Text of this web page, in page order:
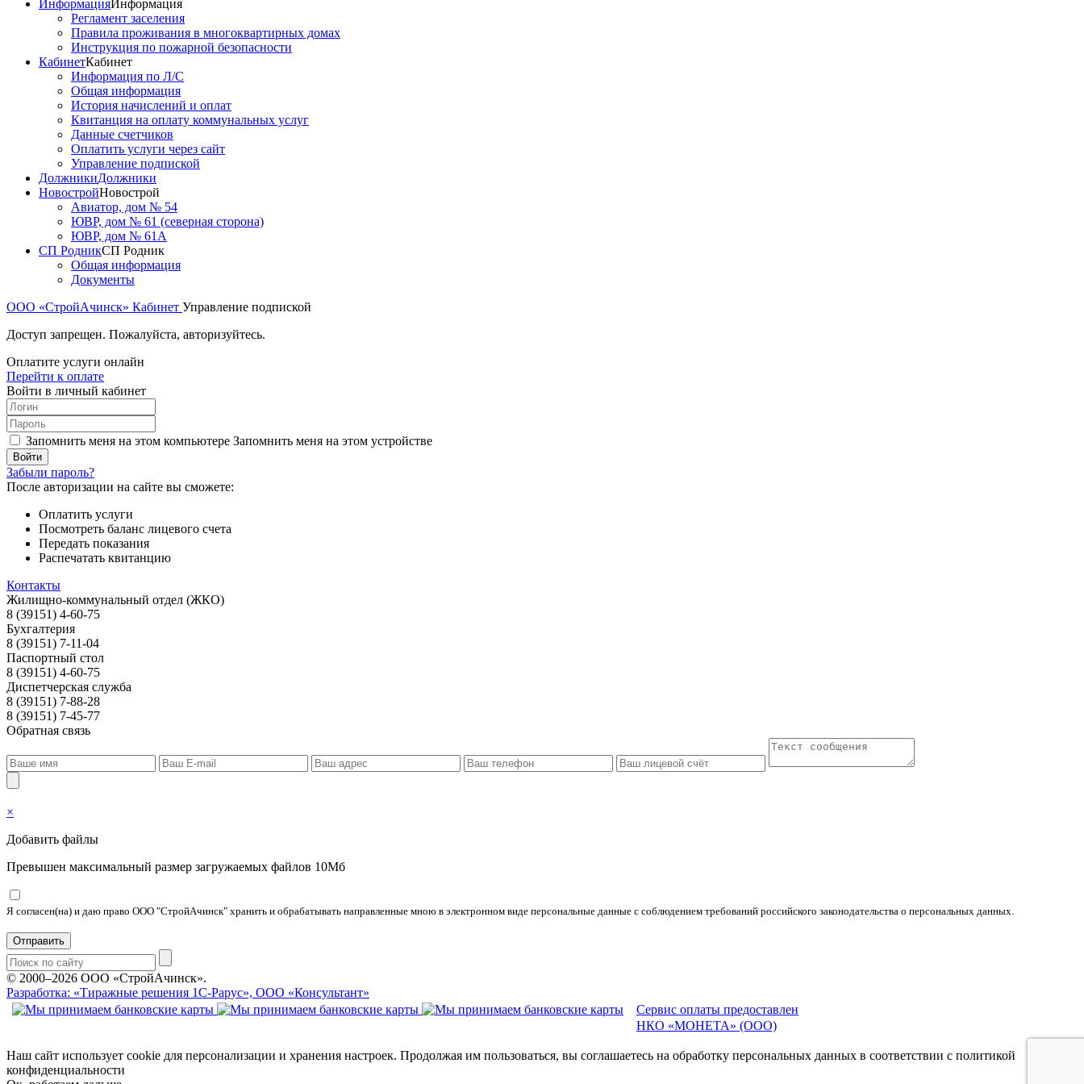
ИнформацияИнформация
Регламент заселения
Правила проживания в многоквартирных домах
Инструкция по пожарной безопасности
КабинетКабинет
Информация по Л/С
Общая информация
История начислений и оплат
Квитанция на оплату коммунальных услуг
Данные счетчиков
Оплатить услуги через сайт
Управление подпиской
ДолжникиДолжники
НовостройНовострой
Авиатор, дом № 54
ЮВР, дом № 61 (северная сторона)
ЮВР, дом № 61А
СП РодникСП Родник
Общая информация
Документы
ООО «СтройАчинск» Кабинет Управление подпиской
Доступ запрещен. Пожалуйста, авторизуйтесь.
Оплатите услуги онлайн
Перейти к оплате
Войти в личный кабинет
Запомнить меня на этом компьютере Запомнить меня на этом устройстве
Забыли пароль?
После авторизации на сайте вы сможете:
Оплатить услуги
Посмотреть баланс лицевого счета
Передать показания
Распечатать квитанцию
Контакты
Жилищно-коммунальный отдел (ЖКО)
8 (39151) 4-60-75
Бухгалтерия
8 (39151) 7-11-04
Паспортный стол
8 (39151) 4-60-75
Диспетчерская служба
8 (39151) 7-88-28
8 (39151) 7-45-77
Обратная связь
×
Добавить файлы
Превышен максимальный размер загружаемых файлов 10Мб
Я согласен(на) и даю право ООО "СтройАчинск" хранить и обрабатывать направленные мною в электронном виде персональные данные с соблюдением требований российского законодательства о персональных данных.
Отправить
© 2000–2026 ООО «СтройАчинск».
Разработка: «Тиражные решения 1С-Рарус», ООО «Консультант»
Сервис оплаты предоставлен
НКО «МОНЕТА» (ООО)
Наш сайт использует cookie для персонализации и хранения настроек. Продолжая им пользоваться, вы соглашаетесь на обработку персональных данных в соответствии с политикой
конфиденциальности